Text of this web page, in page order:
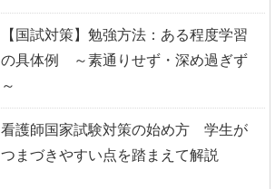
【国試対策】勉強方法：ある程度学習
の具体例 ～素通りせず・深め過ぎず
～
看護師国家試験対策の始め方 学生が
つまづきやすい点を踏まえて解説